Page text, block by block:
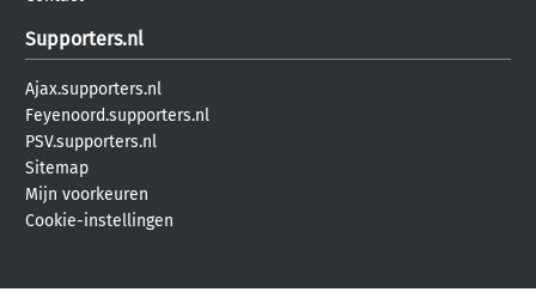
Supporters.nl
Ajax.supporters.nl
Feyenoord.supporters.nl
PSV.supporters.nl
Sitemap
Mijn voorkeuren
Cookie-instellingen